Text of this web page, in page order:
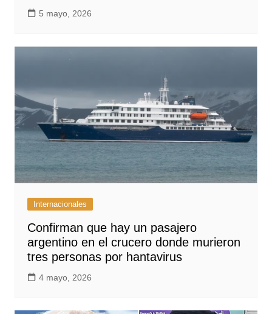
5 mayo, 2026
Internacionales
Confirman que hay un pasajero
argentino en el crucero donde murieron
tres personas por hantavirus
4 mayo, 2026